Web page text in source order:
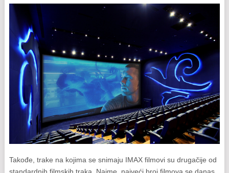
Takođe, trake na kojima se snimaju IMAX filmovi su drugačije od